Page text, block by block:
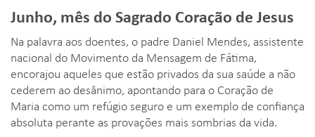
Junho, mês do Sagrado Coração de Jesus
Na palavra aos doentes, o padre Daniel Mendes, assistente
nacional do Movimento da Mensagem de Fátima,
encorajou aqueles que estão privados da sua saúde a não
cederem ao desânimo, apontando para o Coração de
Maria como um refúgio seguro e um exemplo de confiança
absoluta perante as provações mais sombrias da vida.